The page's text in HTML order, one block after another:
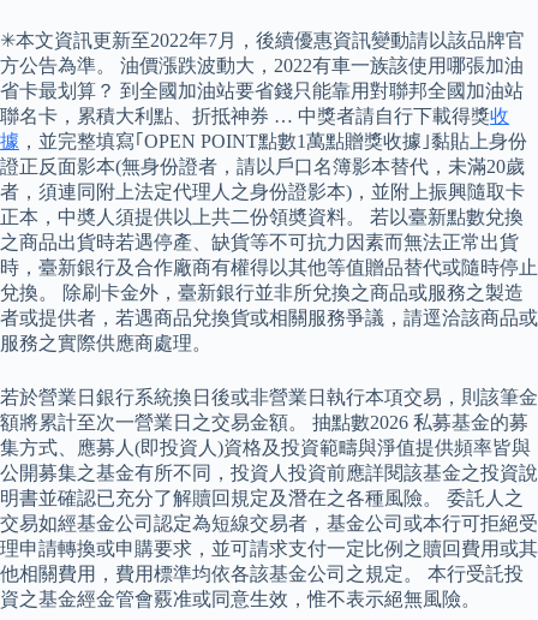
✳本文資訊更新至2022年7月，後續優惠資訊變動請以該品牌官
方公告為準。 油價漲跌波動大，2022有車一族該使用哪張加油
省卡最划算？ 到全國加油站要省錢只能靠用對聯邦全國加油站
聯名卡，累積大利點、折抵神券 … 中獎者請自行下載得獎收
據 ，並完整填寫｢OPEN POINT點數1萬點贈獎收據｣黏貼上身份
證正反面影本(無身份證者，請以戶口名簿影本替代，未滿20歲
者，須連同附上法定代理人之身份證影本)，並附上振興隨取卡
正本，中奬人須提供以上共二份領奬資料。 若以臺新點數兌換
之商品出貨時若遇停產、缺貨等不可抗力因素而無法正常出貨
時，臺新銀行及合作廠商有權得以其他等值贈品替代或隨時停止
兌換。 除刷卡金外，臺新銀行並非所兌換之商品或服務之製造
者或提供者，若遇商品兌換貨或相關服務爭議，請逕洽該商品或
服務之實際供應商處理。
若於營業日銀行系統換日後或非營業日執行本項交易，則該筆金
額將累計至次一營業日之交易金額。 抽點數2026 私募基金的募
集方式、應募人(即投資人)資格及投資範疇與淨值提供頻率皆與
公開募集之基金有所不同，投資人投資前應詳閱該基金之投資說
明書並確認已充分了解贖回規定及潛在之各種風險。 委託人之
交易如經基金公司認定為短線交易者，基金公司或本行可拒絕受
理申請轉換或申購要求，並可請求支付一定比例之贖回費用或其
他相關費用，費用標準均依各該基金公司之規定。 本行受託投
資之基金經金管會覈准或同意生效，惟不表示絕無風險。